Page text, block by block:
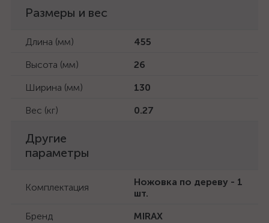
Размеры и вес
Длина (мм)
455
Высота (мм)
26
Ширина (мм)
130
Вес (кг)
0.27
Другие
параметры
Комплектация
Ножовка по дереву - 1
шт.
Бренд
MIRAX